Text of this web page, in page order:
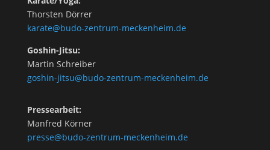
Thorsten Dörrer
karate@budo-zentrum-meckenheim.de
Goshin-Jitsu:
Martin Schreiber
goshin-jitsu@budo-zentrum-meckenheim.de
Pressearbeit:
Manfred Körner
presse@budo-zentrum-meckenheim.de